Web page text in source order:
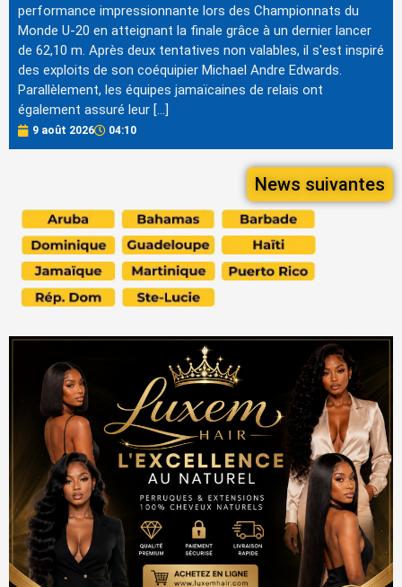
performance impressionnante lors des Championnats du
Monde U-20 en atteignant la finale grâce à un dernier lancer
de 62,10 m. Après deux tentatives non valables, il s'est inspiré
des exploits de son coéquipier Michael Andre Edwards.
Parallèlement, les équipes jamaïcaines de relais ont
également assuré leur […]
9 août 2026 04:10
News suivantes